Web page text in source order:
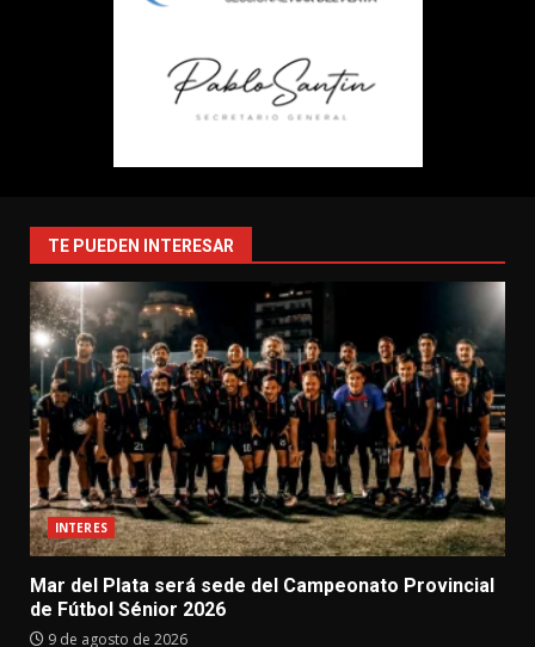
TE PUEDEN INTERESAR
INTERES
Mar del Plata será sede del Campeonato Provincial
de Fútbol Sénior 2026
9 de agosto de 2026